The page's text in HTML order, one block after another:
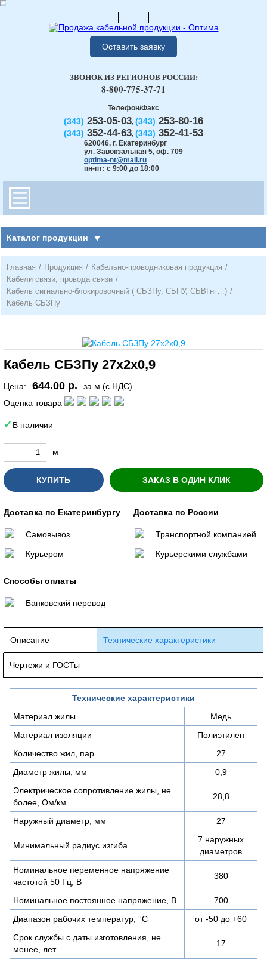
Оставить заявку
Телефон/Факс
(343) 253-05-03, (343) 253-80-16
(343) 352-44-63, (343) 352-41-53
620046, г. Екатеринбург
ул. Завокзальная 5, оф. 709
optima-nt@mail.ru
пн-пт: с 9:00 до 18:00
ЗВОНОК ИЗ РЕГИОНОВ РОССИИ:
8-800-775-37-71
Каталог продукции
Главная / Продукция / Кабельно-проводниковая продукция /
Кабели связи, провода связи /
Кабель сигнально-блокировочный ( СБЗПу, СБПУ, СБВГнг…) /
Кабель СБЗПу
Кабель СБЗПу 27х2х0,9
Цена: 644.00 р.
за м (с НДС)
Оценка товара
В наличии
м
КУПИТЬ ЗАКАЗ В ОДИН КЛИК
Доставка по Екатеринбургу
Самовывоз
Курьером
Доставка по России
Транспортной компанией
Курьерскими службами
Способы оплаты
Банковский перевод
Описание Технические характеристики
Чертежи и ГОСТы
Технические характеристики
Материал жилы
Медь
Материал изоляции
Полиэтилен
Количество жил, пар
27
Диаметр жилы, мм
0,9
Электрическое сопротивление жилы, не
более, Ом/км
28,8
Наружный диаметр, мм 27
Минимальный радиус изгиба
7 наружных
диаметров
Номинальное переменное напряжение
частотой 50 Гц, В
380
Номинальное постоянное напряжение, В
700
Диапазон рабочих температур, °C
от -50 до +60
Срок службы с даты изготовления, не
менее, лет
17